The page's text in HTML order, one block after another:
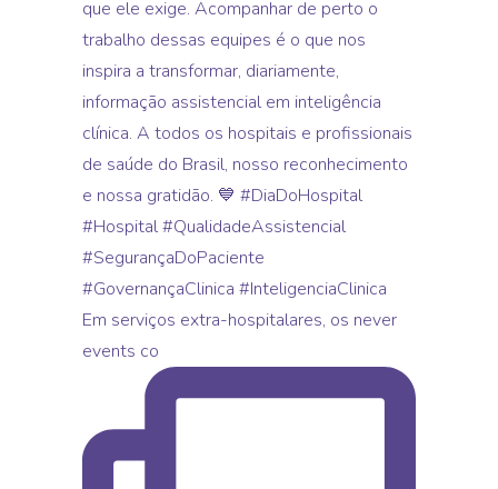
Em serviços extra-hospitalares, os never
events co